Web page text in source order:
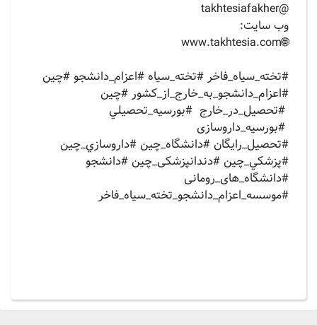
‏@takhtesiafakher
وب سايت:
‏🌐www.takhtesia.com
#تخته_سیاه_فاخر #تخته_سیاه #اعزام_دانشجو #چين
#اعزام_دانشجو_به_خارج_از_كشور #چین
#تحصيل_در_خارج #بورسيه_تحصيلي
#بورسيه_داروسازی
#تحصيل_رايگان #دانشگاه_چین #داروسازي_چين
#پزشكي_چين #دندانپزشكی_چين #دانشجو
#دانشگاه_های_رومانی
#موسسه_اعزام_دانشجو_تخته_سياه_فاخر